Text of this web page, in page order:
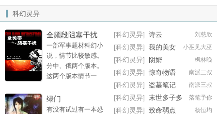
领民！” “我的领民中有
领主天赋可以炼气修
行，成仙做祖非我不
可！周舟觉醒顶级领
主天赋：100%爆率！
不仅可以看到敌人的
可以让敌人死
候，被消防车撞死传
送进了惊悚游戏。一
进入到惊悚游戏，系
统:选中者，请问你愿
意认作我爹吗？赵听
我爹？系统:因为我想
有点尊严！
国
科幻灵异
全频段阻塞干扰
一部军事题材科幻小
说，情节比较敏感。
分中、俄两个版本。
这两个版本情节一
地点分别在中国和俄
国。讲述中国（俄
绿门
有没有试过有一本恐
刘慈欣
[科幻灵异] 诗云
小巫见大巫
[科幻灵异] 我的美女
鬼姐姐
枫林晚
[科幻灵异] 阴婿
南派三叔
[科幻灵异] 惊奇物语
南派三叔
[科幻灵异]
盗墓笔记
2014贺岁篇 · 幻境
落笔予你
[科幻灵异] 末世多子多
福：美女太多安全屋都装不下杨恒均
[科幻灵异] 致命弱点